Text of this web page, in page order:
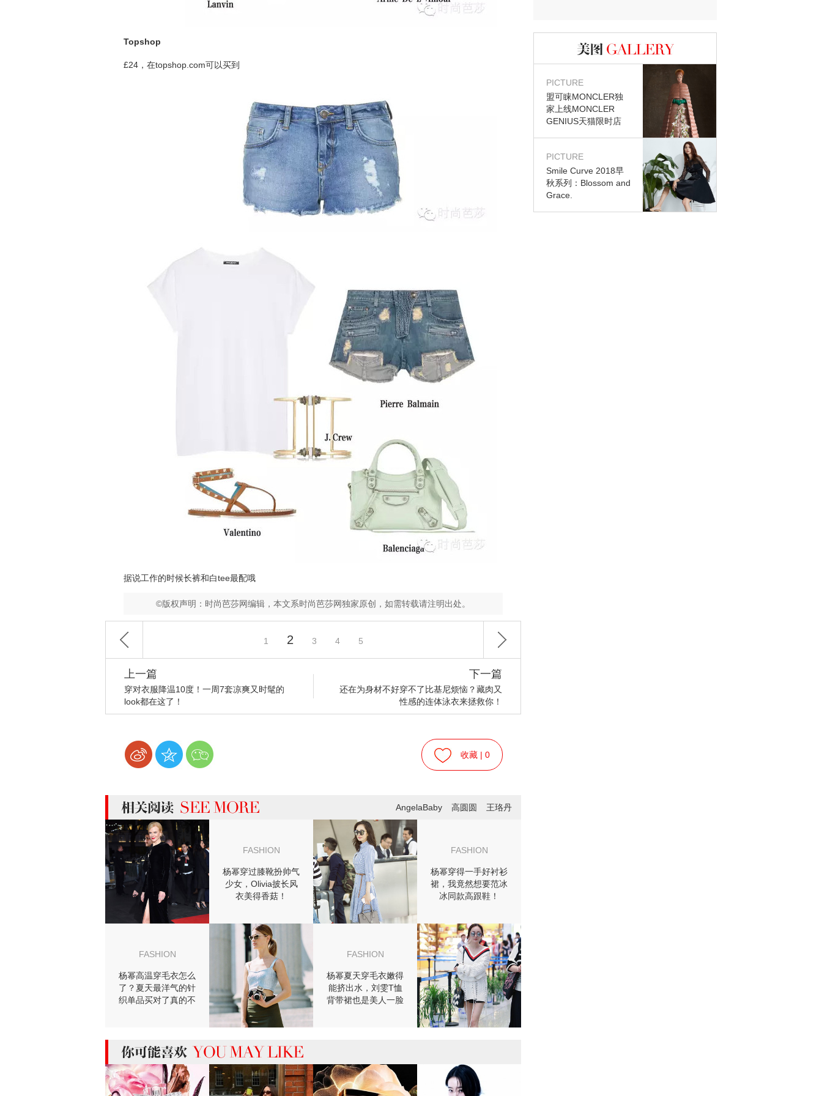
Topshop
£24，在topshop.com可以买到
据说工作的时候长裤和白tee最配哦
©版权声明：时尚芭莎网编辑，本文系时尚芭莎网独家原创，如需转载请注明出处。
1 2 3 4 5
上一篇
穿对衣服降温10度！一周7套凉爽又时髦的
look都在这了！
下一篇
还在为身材不好穿不了比基尼烦恼？藏肉又
性感的连体泳衣来拯救你！
收藏 | 0
more 相关阅读
AngelaBaby 高圆圆 王珞丹
FASHION
杨幂穿过膝靴扮帅气
少女，Olivia披长风
衣美得香菇！
FASHION
杨幂穿得一手好衬衫
裙，我竟然想要范冰
冰同款高跟鞋！
FASHION
杨幂高温穿毛衣怎么
了？夏天最洋气的针
织单品买对了真的不
FASHION
杨幂夏天穿毛衣嫩得
能挤出水，刘雯T恤
背带裙也是美人一脸
MIGHT LIKE 你可能喜欢
图库
PICTURE
盟可睐MONCLER独
家上线MONCLER
GENIUS天猫限时店
PICTURE
Smile Curve 2018早
秋系列：Blossom and
Grace.